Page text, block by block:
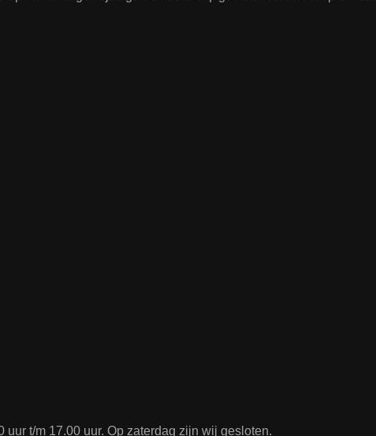
t/m 17.00 uur. Op zaterdag zijn wij gesloten.